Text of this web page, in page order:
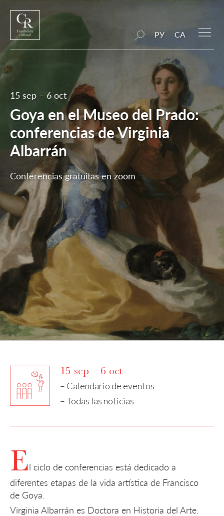
РУ CA
15 sep – 6 oct
Goya en el Museo del Prado:
conferencias de Virginia
Albarrán
Conferencias gratuitas en zoom
15 sep – 6 oct
– Calendario de eventos
– Todas las noticias
El ciclo de conferencias está dedicado a
diferentes etapas de la vida artística de Francisco
de Goya.
Virginia Albarrán es Doctora en Historia del Arte.